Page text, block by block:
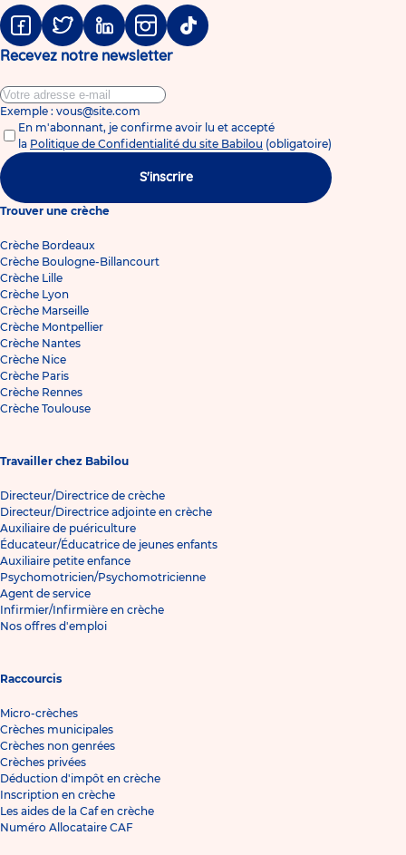
FacebookTwitter LinkedinInstagramTiktok
Recevez notre newsletter
Exemple : vous@site.com
En m'abonnant, je confirme avoir lu et accepté
la Politique de Confidentialité du site Babilou (obligatoire)
S'inscrire
Trouver une crèche
Crèche Bordeaux
Crèche Boulogne-Billancourt
Crèche Lille
Crèche Lyon
Crèche Marseille
Crèche Montpellier
Crèche Nantes
Crèche Nice
Crèche Paris
Crèche Rennes
Crèche Toulouse
Travailler chez Babilou
Directeur/Directrice de crèche
Directeur/Directrice adjointe en crèche
Auxiliaire de puériculture
Éducateur/Éducatrice de jeunes enfants
Auxiliaire petite enfance
Psychomotricien/Psychomotricienne
Agent de service
Infirmier/Infirmière en crèche
Nos offres d'emploi
Raccourcis
Micro-crèches
Crèches municipales
Crèches non genrées
Crèches privées
Déduction d'impôt en crèche
Inscription en crèche
Les aides de la Caf en crèche
Numéro Allocataire CAF